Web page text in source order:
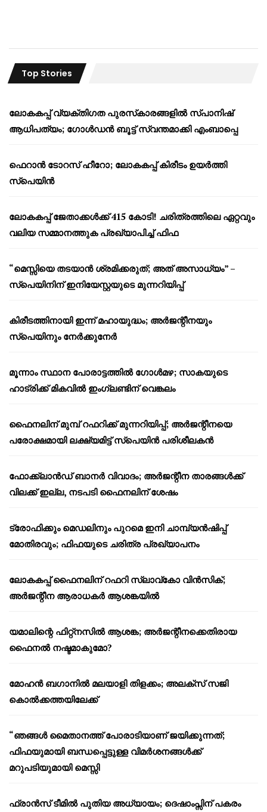
Top Stories
ലോകകപ്പ് വ്യക്തിഗത പുരസ്‌കാരങ്ങളിൽ സ്പാനിഷ്
ആധിപത്യം; ഗോൾഡൻ ബൂട്ട് സ്വന്തമാക്കി എംബാപ്പെ
ഫെറാൻ ടോറസ് ഹീറോ; ലോകകപ്പ് കിരീടം ഉയർത്തി
സ്പെയിൻ
ലോകകപ്പ് ജേതാക്കൾക്ക് 415 കോടി! ചരിത്രത്തിലെ ഏറ്റവും
വലിയ സമ്മാനത്തുക പ്രഖ്യാപിച്ച് ഫിഫ
“മെസ്സിയെ തടയാൻ ശ്രമിക്കരുത്; അത് അസാധ്യം” –
സ്പെയിനിന് ഇനിയേസ്റ്റയുടെ മുന്നറിയിപ്പ്
കിരീടത്തിനായി ഇന്ന് മഹായുദ്ധം; അർജന്റീനയും
സ്പെയിനും നേർക്കുനേർ
മൂന്നാം സ്ഥാന പോരാട്ടത്തിൽ ഗോൾമഴ; സാകയുടെ
ഹാട്രിക്ക് മികവിൽ ഇംഗ്ലണ്ടിന് വെങ്കലം
ഫൈനലിന് മുമ്പ് റഫറിക്ക് മുന്നറിയിപ്പ്; അർജന്റീനയെ
പരോക്ഷമായി ലക്ഷ്യമിട്ട് സ്പെയിൻ പരിശീലകൻ
ഫോക്ക്‌ലാൻഡ് ബാനർ വിവാദം; അർജന്റീന താരങ്ങൾക്ക്
വിലക്ക് ഇല്ല, നടപടി ഫൈനലിന് ശേഷം
ട്രോഫിക്കും മെഡലിനും പുറമെ ഇനി ചാമ്പ്യൻഷിപ്പ്
മോതിരവും; ഫിഫയുടെ ചരിത്ര പ്രഖ്യാപനം
ലോകകപ്പ് ഫൈനലിന് റഫറി സ്ലാവ്‌കോ വിൻസിക്;
അർജന്റീന ആരാധകർ ആശങ്കയിൽ
യമാലിന്റെ ഫിറ്റ്നസിൽ ആശങ്ക; അർജന്റീനക്കെതിരായ
ഫൈനൽ നഷ്ടമാകുമോ?
മോഹൻ ബഗാനിൽ മലയാളി തിളക്കം; അലക്സ് സജി
കൊൽക്കത്തയിലേക്ക്
“ഞങ്ങൾ മൈതാനത്ത് പോരാടിയാണ് ജയിക്കുന്നത്;
ഫിഫയുമായി ബന്ധപ്പെട്ടുള്ള വിമർശനങ്ങൾക്ക്
മറുപടിയുമായി മെസ്സി
ഫ്രാൻസ് ടീമിൽ പുതിയ അധ്യായം; ദെഷാംപ്സിന് പകരം